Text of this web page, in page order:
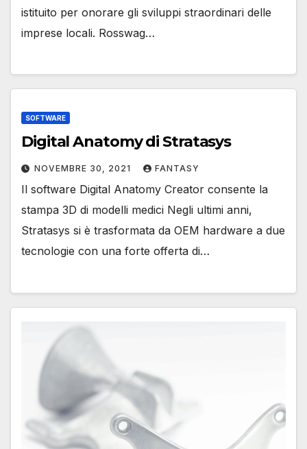
istituito per onorare gli sviluppi straordinari delle
imprese locali. Rosswag…
SOFTWARE
Digital Anatomy di Stratasys
NOVEMBRE 30, 2021 FANTASY
Il software Digital Anatomy Creator consente la
stampa 3D di modelli medici Negli ultimi anni,
Stratasys si è trasformata da OEM hardware a due
tecnologie con una forte offerta di…